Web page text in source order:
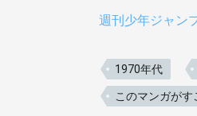
週刊少年ジャン
1970年代
このマンガがす